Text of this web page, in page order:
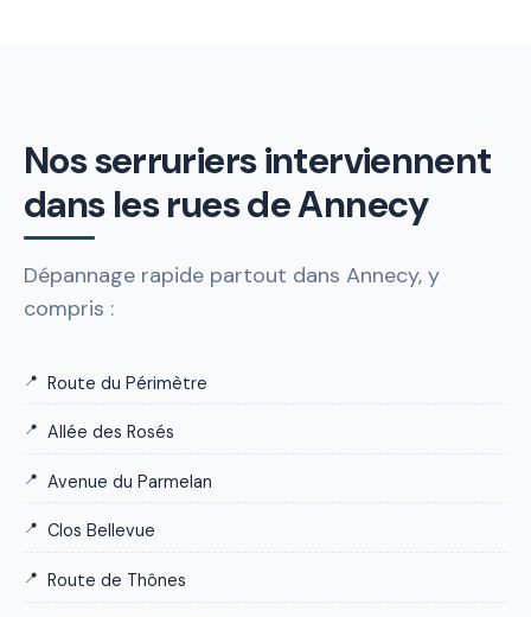
Nos serruriers interviennent
dans les rues de Annecy
Dépannage rapide partout dans Annecy, y
compris :
Route du Périmètre
Allée des Rosés
Avenue du Parmelan
Clos Bellevue
Route de Thônes